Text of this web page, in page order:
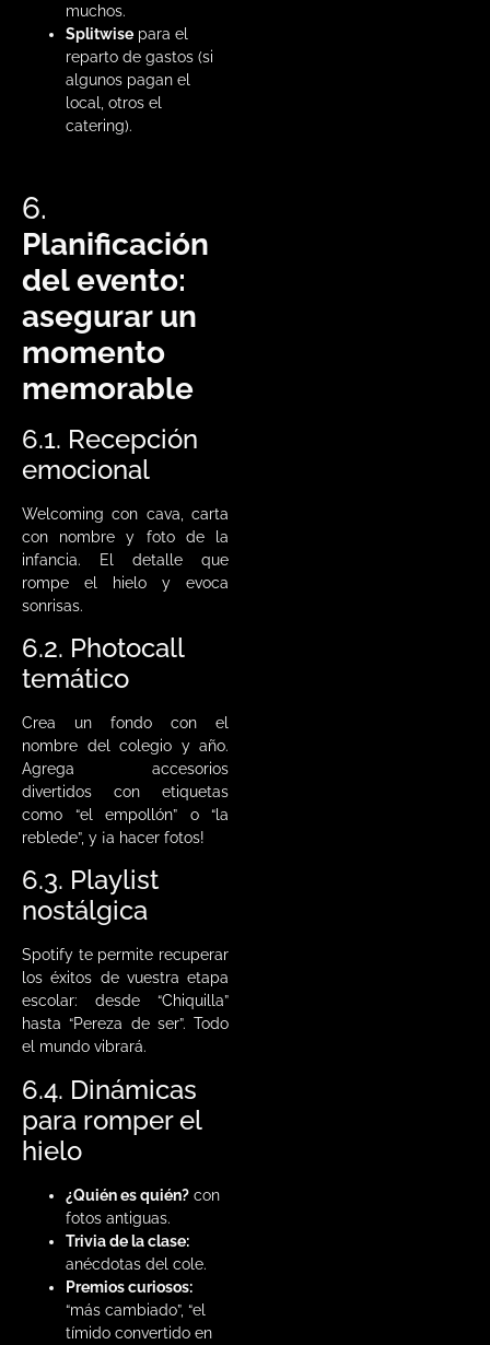
muchos.
Splitwise para el
reparto de gastos (si
algunos pagan el
local, otros el
catering).
6.
Planificación
del evento:
asegurar un
momento
memorable
6.1. Recepción
emocional
Welcoming con cava, carta
con nombre y foto de la
infancia. El detalle que
rompe el hielo y evoca
sonrisas.
6.2. Photocall
temático
Crea un fondo con el
nombre del colegio y año.
Agrega accesorios
divertidos con etiquetas
como “el empollón” o “la
reblede”, y ¡a hacer fotos!
6.3. Playlist
nostálgica
Spotify te permite recuperar
los éxitos de vuestra etapa
escolar: desde “Chiquilla”
hasta “Pereza de ser”. Todo
el mundo vibrará.
6.4. Dinámicas
para romper el
hielo
¿Quién es quién? con
fotos antiguas.
Trivia de la clase:
anécdotas del cole.
Premios curiosos:
“más cambiado”, “el
tímido convertido en